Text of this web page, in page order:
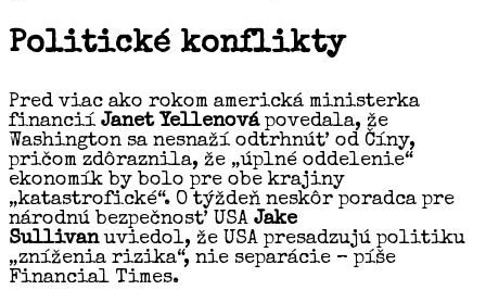
Politické konflikty
Pred viac ako rokom americká ministerka
financií Janet Yellenovápovedala, že
Washington sa nesnaží odtrhnúť od Číny,
pričom zdôraznila, že „úplné oddelenie“
ekonomík by bolo pre obe krajiny
„katastrofické“. O týždeň neskôr poradca pre
národnú bezpečnosť USA Jake
Sullivanuviedol, že USA presadzujú politiku
„zníženia rizika“, nie separácie – píše
Financial Times.